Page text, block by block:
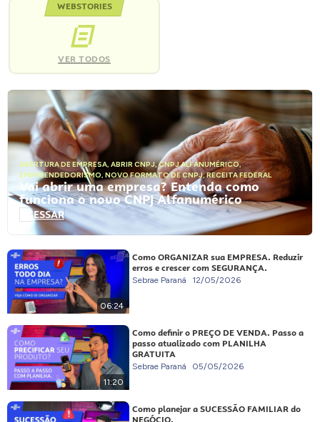
WEBSTORIES
VER TODOS
ABERTURA DE EMPRESA, ABRIR CNPJ,CNPJ ALFANUMÉRICO,
EMPREENDEDORISMO, NOVO FORMATO DE CNPJ,RECEITA FEDERAL
Vai abrir uma empresa? Entenda como
funciona o novo CNPJ Alfanumérico
ACESSAR
06:24
Como ORGANIZAR sua EMPRESA. Reduzir
erros e crescer com SEGURANÇA.
Sebrae Paraná 12/05/2026
11:20
Como definir o PREÇO DE VENDA. Passo a
passo atualizado com PLANILHA
GRATUITA
Sebrae Paraná 05/05/2026
Como planejar a SUCESSÃO FAMILIAR do
NEGÓCIO.